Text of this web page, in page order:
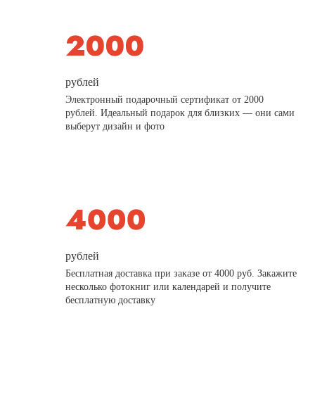
рублей
Электронный подарочный сертификат от 2000
рублей. Идеальный подарок для близких — они сами
выберут дизайн и фото
рублей
Бесплатная доставка при заказе от 4000 руб. Закажите
несколько фотокниг или календарей и получите
бесплатную доставку